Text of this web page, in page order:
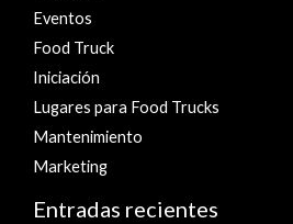
Eventos
Food Truck
Iniciación
Lugares para Food Trucks
Mantenimiento
Marketing
Entradas recientes